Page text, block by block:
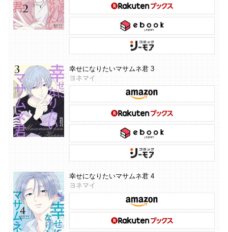
幸せになりたいマサムネ君 3
ヨネマイ
幸せになりたいマサムネ君 4
ヨネマイ